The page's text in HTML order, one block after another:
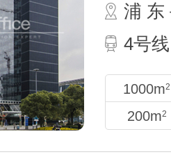
浦 东
4号
1000m2
200m2